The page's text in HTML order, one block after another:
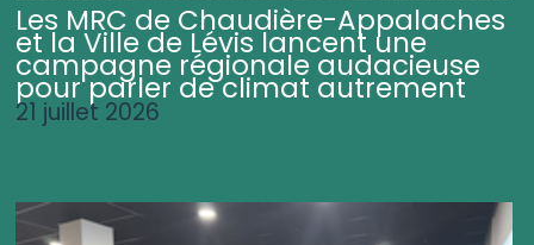
Les MRC de Chaudière-Appalaches
et la Ville de Lévis lancent une
campagne régionale audacieuse
pour parler de climat autrement
21 juillet 2026